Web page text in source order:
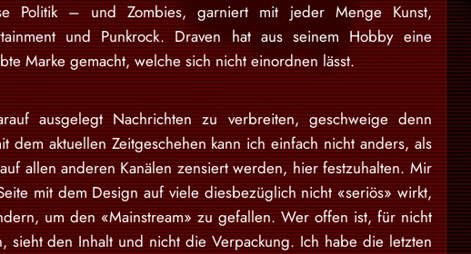
Politik – und Zombies, garniert mit jeder Menge Kunst,
und Punkrock. Draven hat aus seinem Hobby eine
Marke gemacht, welche sich nicht einordnen lässt.
ausgelegt Nachrichten zu verbreiten, geschweige denn
dem aktuellen Zeitgeschehen kann ich einfach nicht anders, als
allen anderen Kanälen zensiert werden, hier festzuhalten. Mir
mit dem Design auf viele diesbezüglich nicht «seriös» wirkt,
um den «Mainstream» zu gefallen. Wer offen ist, für nicht
sieht den Inhalt und nicht die Verpackung. Ich habe die letzten